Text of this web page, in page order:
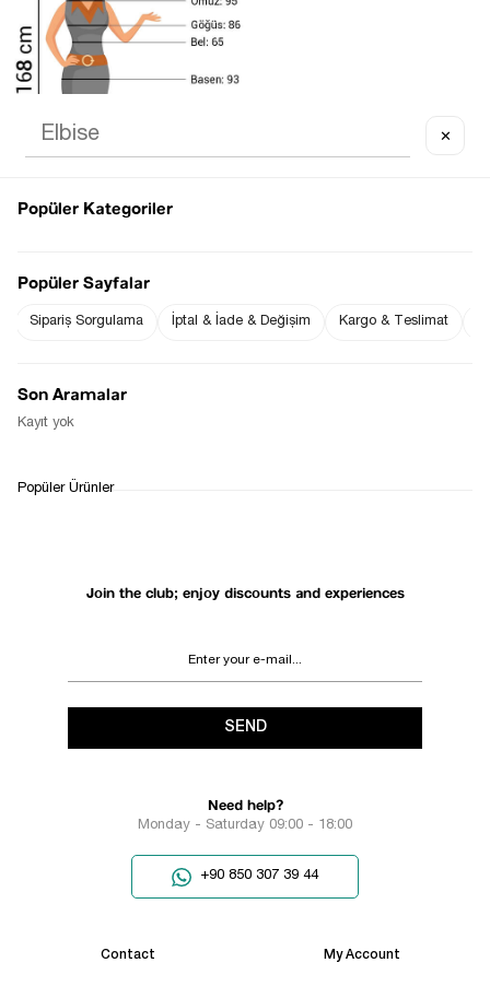
RETURN AND EXCHANGE
Join the club; enjoy discounts and experiences
SEND
Need help?
Monday - Saturday 09:00 - 18:00
+90 850 307 39 44
Contact My Account
✕
Popüler Kategoriler
Popüler Sayfalar
Sipariş Sorgulama İptal & İade & Değişim Kargo & Teslimat
Son Aramalar
Kayıt yok
Popüler Ürünler